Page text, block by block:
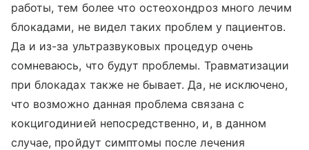
работы, тем более что остеохондроз много лечим
блокадами, не видел таких проблем у пациентов.
Да и из-за ультразвуковых процедур очень
сомневаюсь, что будут проблемы. Травматизации
при блокадах также не бывает. Да, не исключено,
что возможно данная проблема связана с
кокцигодинией непосредственно, и, в данном
случае, пройдут симптомы после лечения